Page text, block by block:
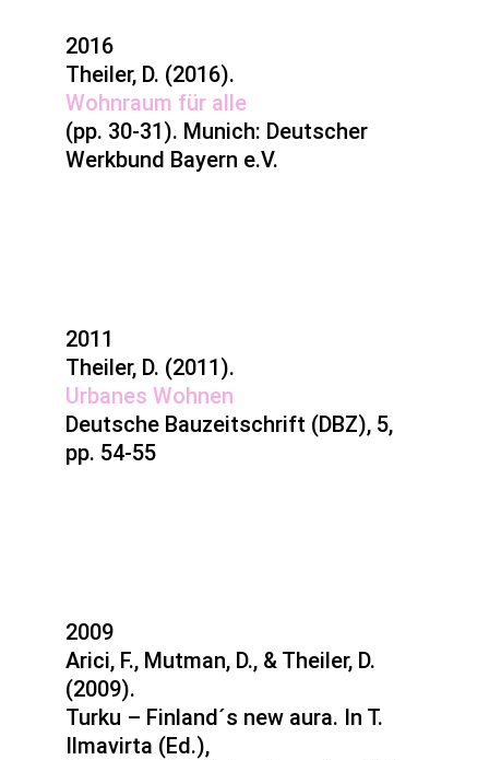
2016
Theiler, D. (2016).
Wohnraum für alle
(pp. 30-31). Munich: Deutscher
Werkbund Bayern e.V.
2011
Theiler, D. (2011).
Urbanes Wohnen
Deutsche Bauzeitschrift (DBZ), 5,
pp. 54-55
2009
Arici, F., Mutman, D., & Theiler, D.
(2009).
Turku – Finland´s new aura. In T.
Ilmavirta (Ed.),